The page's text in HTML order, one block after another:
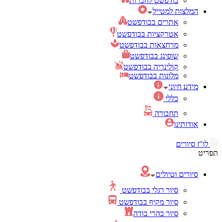
המלצות למטייל
אתרים בבודפשט
אטרקציות בבודפשט
מרחצאות בבודפשט
שופינג בבודפשט
קולינריה בבודפשט
מלונות בבודפשט
מידע חיוני
כללי
תחבורה
אודותינו
לו"ז סיורים
תפריט
סיורים וטיולים
סיור רגלי בבודפשט
סיור מקיף בבודפשט
סיור בהרי בודה